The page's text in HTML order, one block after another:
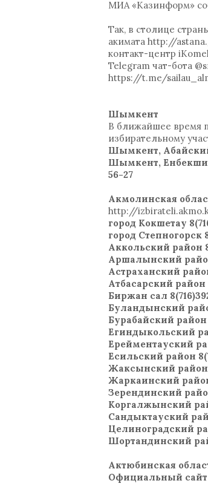
МИА «Казинформ»
Так, в столице
акимата http://
контакт-центр
Telegram чат-бота
https://t.me/
Шымкент
В ближайшее время
избирательному
Шымкент,
Шымкент,
56-27
Акмолинская
http://
город Кокшетау
город Степногорск
Аккольский район
Аршалынский район
Астраханский
Атбасарский район
Биржан сал
Буландынский
Бурабайский район
Егиндыкольский
Ерейментауский
Есильский район
Жаксынский район
Жаркаинский район
Зерендинский
Коргалжынский
Сандыктауский
Целиноградский
Шортандинский
Актюбинская
Официальный